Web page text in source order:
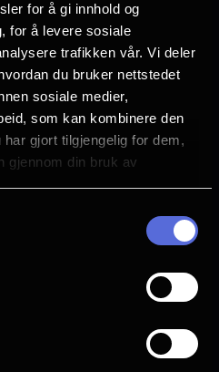
for å gi innhold og
for å levere sosiale
trafikken vår. Vi deler
du bruker nettstedet
sosiale medier,
som kan kombinere den
gjort tilgjengelig for dem,
gjennom din bruk av